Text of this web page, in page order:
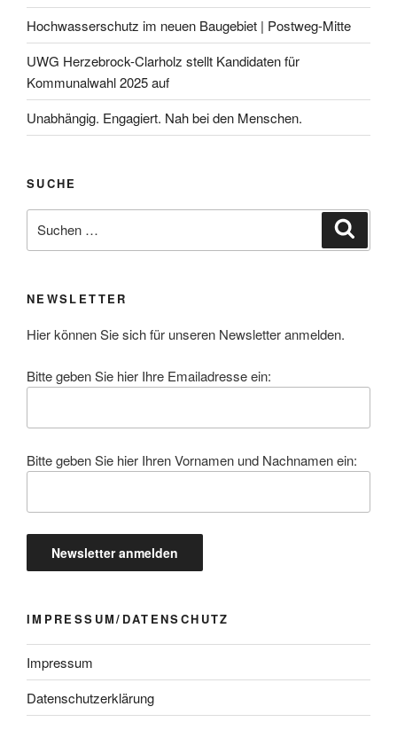
Hochwasserschutz im neuen Baugebiet | Postweg-Mitte
UWG Herzebrock-Clarholz stellt Kandidaten für
Kommunalwahl 2025 auf
Unabhängig. Engagiert. Nah bei den Menschen.
SUCHE
nach:
NEWSLETTER
Hier können Sie sich für unseren Newsletter anmelden.
Bitte geben Sie hier Ihre Emailadresse ein:
Bitte geben Sie hier Ihren Vornamen und Nachnamen ein:
IMPRESSUM/DATENSCHUTZ
Impressum
Datenschutzerklärung